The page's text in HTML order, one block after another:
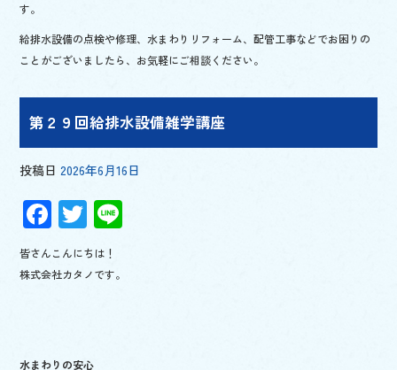
す。
給排水設備の点検や修理、水まわりリフォーム、配管工事などでお困りの
ことがございましたら、お気軽にご相談ください。
第２９回給排水設備雑学講座
投稿日 2026年6月16日
F
ac
e
o
T
wi
tt
皆さんこんにちは！
株式会社カタノです。
水まわりの安心